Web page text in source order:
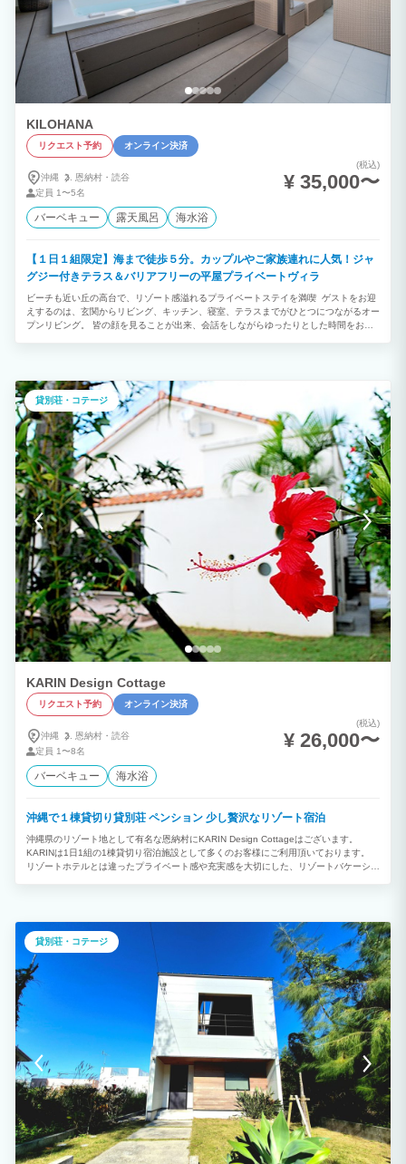
KILOHANA
リクエスト予約 オンライン決済
沖縄 恩納村・ 読谷
定員 1〜5名
(税込)
¥ 35,000〜
バーベキュー 露天風呂 海水浴
【１日１組限定】海まで徒歩５分。カップルやご家族連れに人気！ジャ
グジー付きテラス＆バリアフリーの平屋プライベートヴィラ
ビーチも近い丘の高台で、リゾート感溢れるプライベートステイを満喫 ゲストをお迎
えするのは、玄関からリビング、キッチン、寝室、テラスまでがひとつにつながるオー
プンリビング。 皆の顔を見ることが出来、会話をしながらゆったりとした時間をお過
貸別荘・コテージ
KARIN Design Cottage
リクエスト予約 オンライン決済
沖縄 恩納村・ 読谷
定員 1〜8名
(税込)
¥ 26,000〜
バーベキュー 海水浴
沖縄で１棟貸切り貸別荘 ペンション 少し贅沢なリゾート宿泊
沖縄県のリゾート地として有名な恩納村にKARIN Design Cottageはございます。
KARINは1日1組の1棟貸切り宿泊施設として多くのお客様にご利用頂いております。
リゾートホテルとは違ったプライベート感や充実感を大切にした、リゾートバケーショ
貸別荘・コテージ